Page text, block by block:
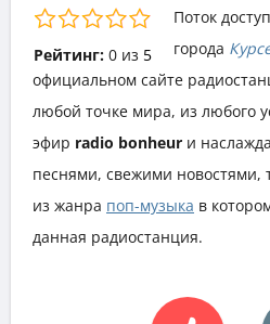
Рейтинг: 0из 5
Поток
города
официальном сайте
любой точке мира, из любого
эфир radio bonheur и
песнями, свежими
из жанра поп-музыка в
данная радиостанция.